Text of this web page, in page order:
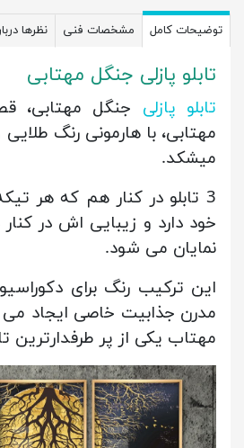
توضیحات کامل مشخصات فنی نظرها
تابلو پازلی جنگل مهتابی
تابلو پازلی جنگل مهتابی،
مهتابی، با هارمونی رنگ
میشکد.
3 تابلو در کنار هم که هر
خود دارد و زیبایی اش در
نمایان می شود.
این ترکیب رنگ برای
مدرن جذابیت خاصی ایجاد
مهتاب یکی از پر طرفدارترین